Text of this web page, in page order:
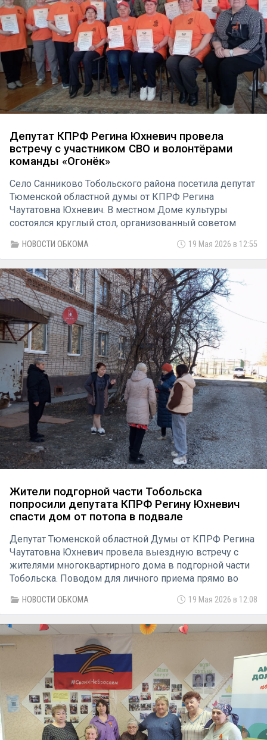
Депутат КПРФ Регина Юхневич провела
встречу с участником СВО и волонтёрами
команды «Огонёк»
Село Санниково Тобольского района посетила депутат
Тюменской областной думы от КПРФ Регина
Чаутатовна Юхневич. В местном Доме культуры
состоялся круглый стол, организованный советом
который объединил неравнодушных жителей,
волонтеров и прибывшего в отпуск земляка.
НОВОСТИ ОБКОМА 19 Мая 2026 в 12:55
Жители подгорной части Тобольска
попросили депутата КПРФ Регину Юхневич
спасти дом от потопа в подвале
Депутат Тюменской областной Думы от КПРФ Регина
Чаутатовна Юхневич провела выездную встречу с
жителями многоквартирного дома в подгорной части
Тобольска. Поводом для личного приема прямо во
бездействие коммунальных служб, главная из
которых — многолетняя вода в подвале.
НОВОСТИ ОБКОМА 19 Мая 2026 в 12:08